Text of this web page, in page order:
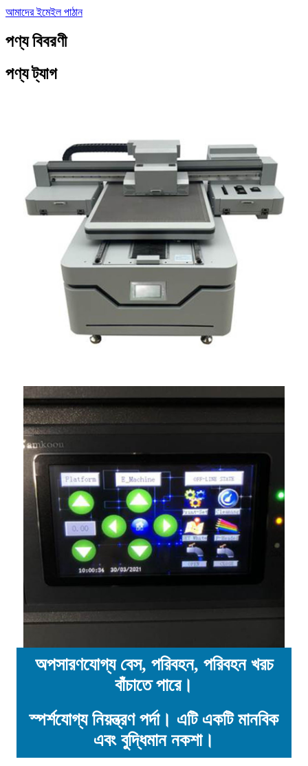
আমাদের ইমেইল পাঠান
পণ্য বিবরণী
পণ্য ট্যাগ
অপসারণযোগ্য বেস, পরিবহন, পরিবহন খরচ
বাঁচাতে পারে।
স্পর্শযোগ্য নিয়ন্ত্রণ পর্দা। এটি একটি মানবিক
এবং বুদ্ধিমান নকশা।